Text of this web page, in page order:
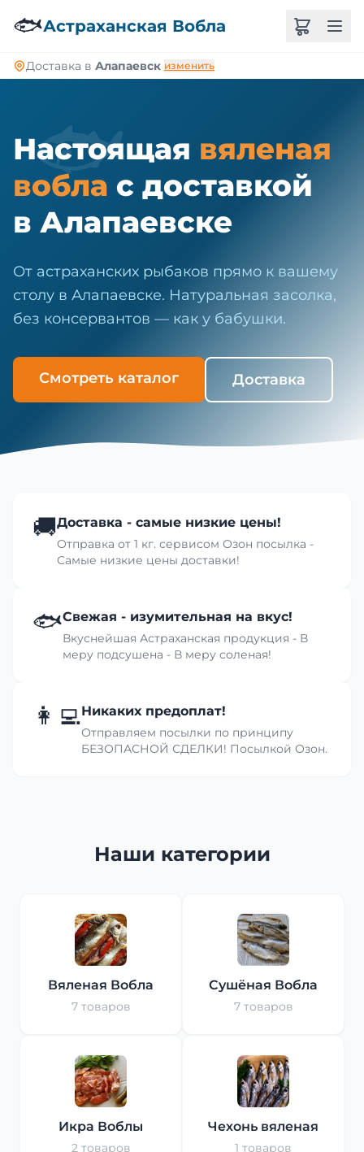
🐟Астраханская Вобла
Доставка в Алапаевск изменить
🐟
Настоящая вяленая
вобла с доставкой
в Алапаевске
От астраханских рыбаков прямо к вашему
столу в Алапаевске. Натуральная засолка,
без консервантов — как у бабушки.
Смотреть каталог Доставка
🚚Доставка - самые низкие цены!
Отправка от 1 кг. сервисом Озон посылка -
Самые низкие цены доставки!
🐟Свежая - изумительная на вкус!
Вкуснейшая Астраханская продукция - В
меру подсушена - В меру соленая!
👩‍💻Никаких предоплат!
Отправляем посылки по принципу
БЕЗОПАСНОЙ СДЕЛКИ! Посылкой Озон.
Наши категории
Вяленая Вобла
7 товаров
Сушёная Вобла
7 товаров
Икра Воблы
2 товаров
Чехонь вяленая
1 товаров